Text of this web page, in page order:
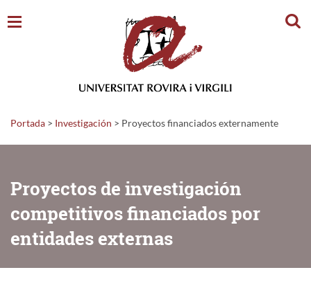
Portada > Investigación > Proyectos financiados externamente
Proyectos de investigación
competitivos financiados por
entidades externas